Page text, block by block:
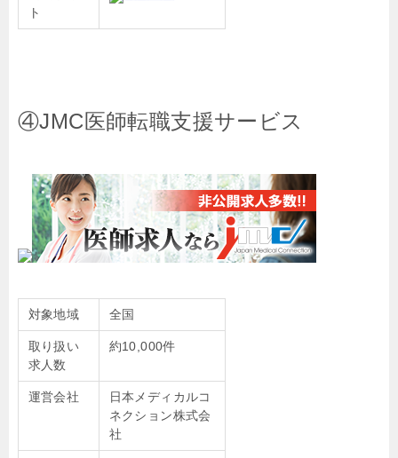
ト
④JMC医師転職支援サービス
対象地域 全国
取り扱い
求人数
約10,000件
運営会社
日本メディカルコ
ネクション株式会
社